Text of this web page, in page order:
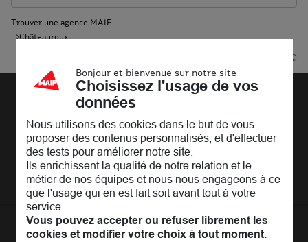
Trouver une agence MAIF
Châteauroux
evermaps ©
Découvrir la MAIF
L'Entreprise
MAIF Recrute
Espace presse
MAIF MAG
MAIF Evénements
MAIF Social Club
Pages les plus consultées
Assurance auto
Assurance moto
Crédit auto
Assurance habitation jeunes
Assurance habitation
Nos conseils
FAQ
Conseils de prévention
Solutions éducatives
Sociétaires à l'étranger
Bonjour et bienvenue sur notre site
Choisissez l'usage de vos
données
Nous utilisons des cookies dans le but de vous
proposer des contenus personnalisés, et d'effectuer
des tests pour améliorer notre site.
Ils enrichissent la qualité de notre relation et le
métier de nos équipes et nous nous engageons à ce
que l'usage qui en est fait soit avant tout à votre
service.
Vous pouvez accepter ou refuser librement les
cookies et modifier votre choix à tout moment.